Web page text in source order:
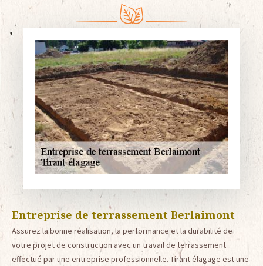
Entreprise de terrassement Berlaimont
Assurez la bonne réalisation, la performance et la durabilité de
votre projet de construction avec un travail de terrassement
effectué par une entreprise professionnelle. Tirant élagage est une